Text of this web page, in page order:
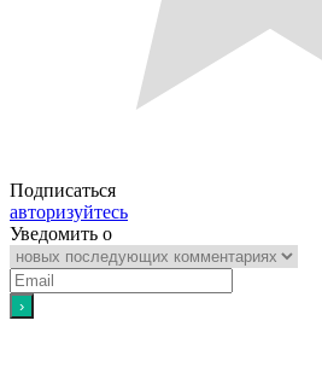
Подписаться
авторизуйтесь
Уведомить о